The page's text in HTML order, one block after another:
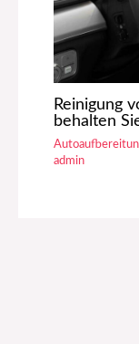
Reinigung
behalten
admin